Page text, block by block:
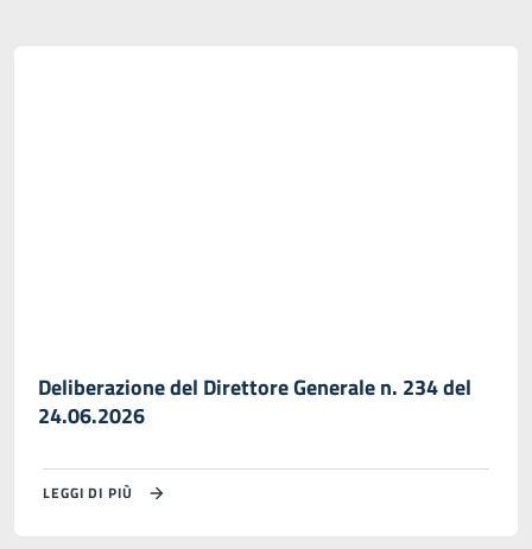
Deliberazione del Direttore Generale n. 234 del
24.06.2026
LEGGI DI PIÙ